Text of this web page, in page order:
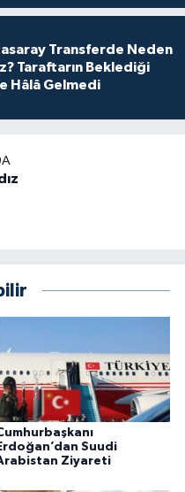
Transferde Neden
Taraftarın Beklediği
Hâlâ Gelmedi
Suudi
Ziyareti